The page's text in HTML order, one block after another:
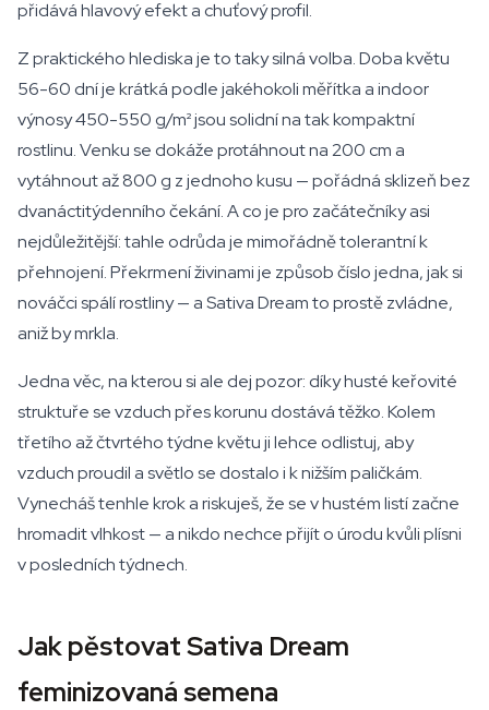
přidává hlavový efekt a chuťový profil.
Z praktického hlediska je to taky silná volba. Doba květu
56-60 dní je krátká podle jakéhokoli měřítka a indoor
výnosy 450-550 g/m² jsou solidní na tak kompaktní
rostlinu. Venku se dokáže protáhnout na 200 cm a
vytáhnout až 800 g z jednoho kusu — pořádná sklizeň bez
dvanáctitýdenního čekání. A co je pro začátečníky asi
nejdůležitější: tahle odrůda je mimořádně tolerantní k
přehnojení. Překrmení živinami je způsob číslo jedna, jak si
nováčci spálí rostliny — a Sativa Dream to prostě zvládne,
aniž by mrkla.
Jedna věc, na kterou si ale dej pozor: díky husté keřovité
struktuře se vzduch přes korunu dostává těžko. Kolem
třetího až čtvrtého týdne květu ji lehce odlistuj, aby
vzduch proudil a světlo se dostalo i k nižším paličkám.
Vynecháš tenhle krok a riskuješ, že se v hustém listí začne
hromadit vlhkost — a nikdo nechce přijít o úrodu kvůli plísni
v posledních týdnech.
Jak pěstovat Sativa Dream
feminizovaná semena